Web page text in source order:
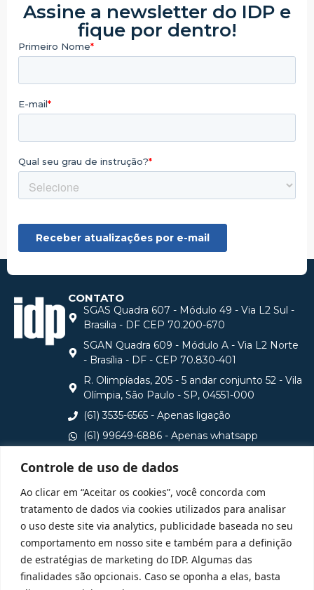
Controle de uso de dados
Ao clicar em “Aceitar os cookies”, você concorda com
tratamento de dados via cookies utilizados para analisar
o uso deste site via analytics, publicidade baseada no seu
comportamento em nosso site e também para a definição
de estratégias de marketing do IDP. Algumas das
finalidades são opcionais. Caso se oponha a elas, basta
Assine a newsletter do IDP e
fique por dentro!
CONTATO
SGAS Quadra 607 - Módulo 49 - Via L2 Sul -
Brasilia - DF CEP 70.200-670
SGAN Quadra 609 - Módulo A - Via L2 Norte
- Brasília - DF - CEP 70.830-401
R. Olimpíadas, 205 - 5 andar conjunto 52 - Vila
Olímpia, São Paulo - SP, 04551-000
(61) 3535-6565 - Apenas ligação
(61) 99649-6886 - Apenas whatsapp
Consulte aqui o cadastro da Instituição no Sistema e-
MEC